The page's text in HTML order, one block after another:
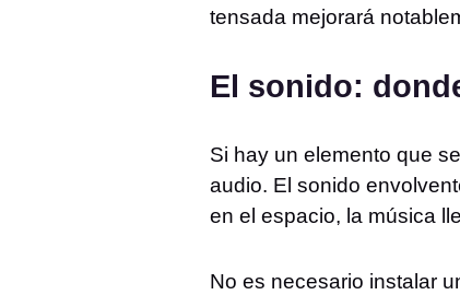
tensada mejorará
El sonido:
Si hay un elemento que
audio. El sonido
en el espacio, la música
No es necesario instalar